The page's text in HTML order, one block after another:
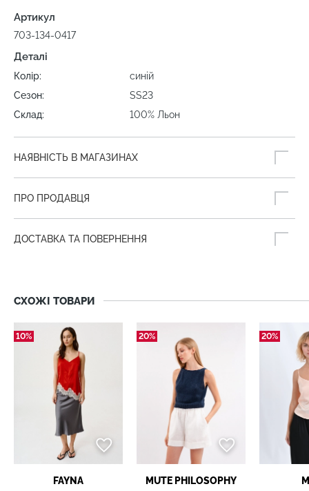
Артикул
703-134-0417
Деталі
Колір:
синій
Сезон:
SS23
Склад:
100% Льон
НАЯВНІСТЬ В МАГАЗИНАХ
ПРО ПРОДАВЦЯ
ДОСТАВКА ТА ПОВЕРНЕННЯ
СХОЖІ ТОВАРИ
10%
FAYNA
20%
MUTE PHILOSOPHY
20%